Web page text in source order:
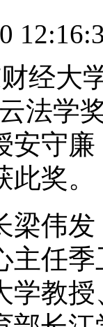
经大
法学
安守廉
奖。
梁伟
主任
学教